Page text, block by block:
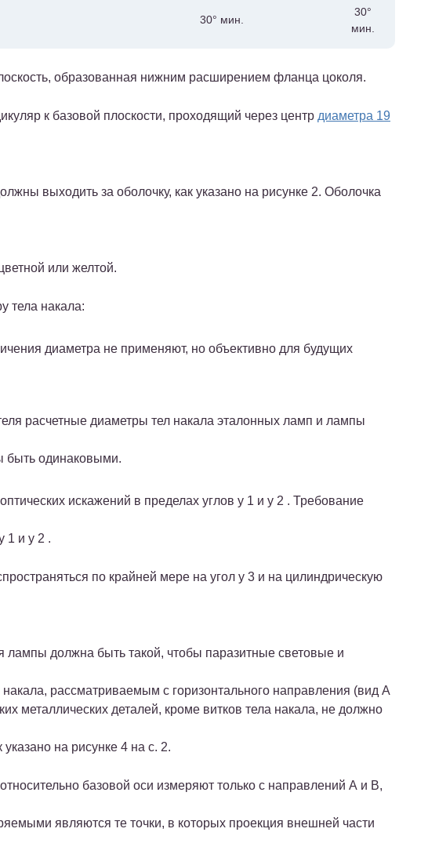
30° мин.
30°
мин.
образованная нижним расширением фланца цоколя.
к базовой плоскости, проходящий через центр диаметра 19
выходить за оболочку, как указано на рисунке 2. Оболочка
или желтой.
тела накала:
диаметра не применяют, но объективно для будущих
расчетные диаметры тел накала эталонных ламп и лампы
быть одинаковыми.
искажений в пределах углов у 1 и у 2 . Требование
1 и у 2 .
по крайней мере на угол у 3 и на цилиндрическую
лампы должна быть такой, чтобы паразитные световые и
рассматриваемым с горизонтального направления (вид А
металлических деталей, кроме витков тела накала, не должно
на рисунке 4 на с. 2.
базовой оси измеряют только с направлений А и В,
являются те точки, в которых проекция внешней части